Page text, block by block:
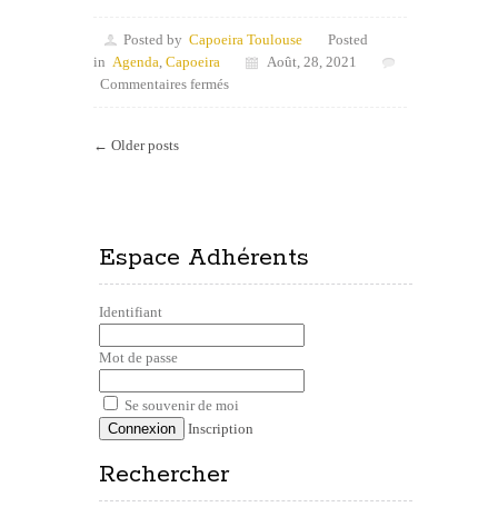
Posted by Capoeira Toulouse
Posted
in Agenda Capoeira
Août, 28, 2021
Commentaires ferméssur
← Older posts
Espace Adhérents
Identifiant
Mot de passe
Se souvenir de moi
Inscription
Rechercher